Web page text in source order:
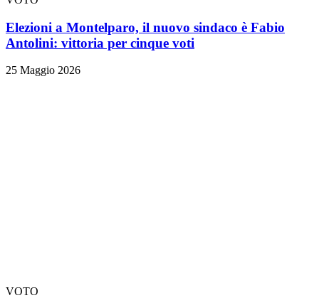
Elezioni a Montelparo, il nuovo sindaco è Fabio
Antolini: vittoria per cinque voti
25 Maggio 2026
VOTO